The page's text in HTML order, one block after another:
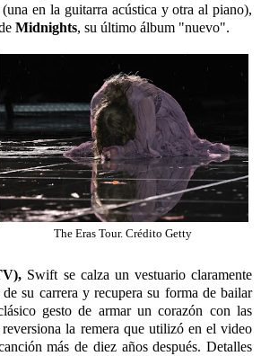
en la guitarra acústica y otra al piano),
Midnights, su último álbum "nuevo".
The Eras Tour. Crédito Getty
Swift se calza un vestuario claramente
su carrera y recupera su forma de bailar
gesto de armar un corazón con las
la remera que utilizó en el video
más de diez años después. Detalles